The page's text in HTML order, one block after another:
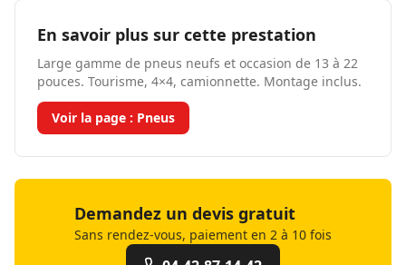
En savoir plus sur cette prestation
Large gamme de pneus neufs et occasion de 13 à 22
pouces. Tourisme, 4×4, camionnette. Montage inclus.
Voir la page : Pneus
Demandez un devis gratuit
Sans rendez-vous, paiement en 2 à 10 fois